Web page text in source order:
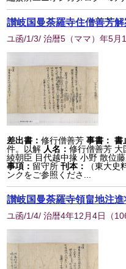
讃岐国曼荼羅寺住僧善芳
ユ函/1/3/ 治暦5（ママ）年5月
差出書：修行僧善芳 事書： 書
件。以解 人名：修行僧善芳 大
綾朝臣 目代越中掾 小野 散位
事項： 留守所 刊本：
（東大
ンクをご参照くださ...
讃岐国曼荼羅寺領畠地注
ユ函/1/4/ 治暦4年12月4日 （